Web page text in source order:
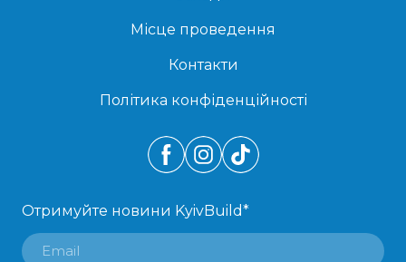
Місце проведення
Контакти
Політика конфіденційності
Отримуйте новини KyivBuild*